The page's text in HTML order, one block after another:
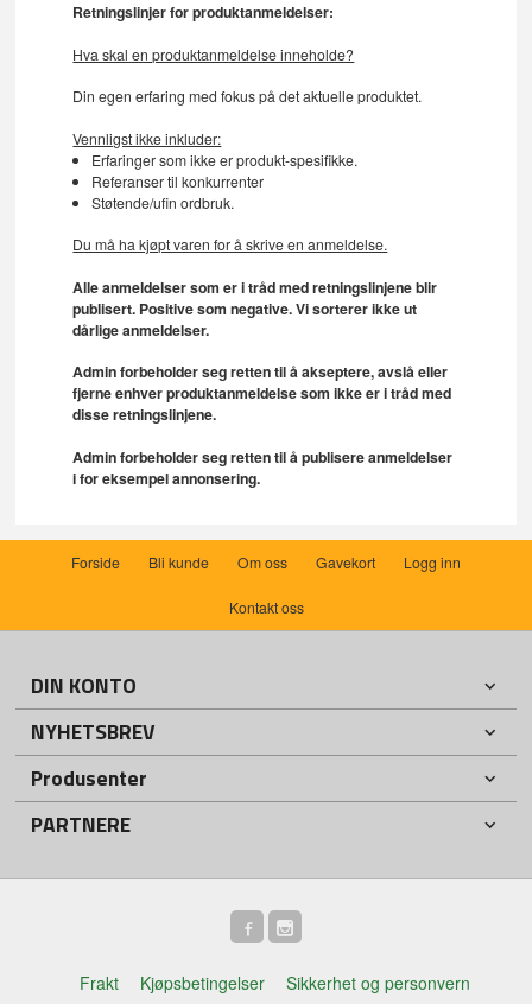
Retningslinjer for produktanmeldelser:
Hva skal en produktanmeldelse inneholde?
Din egen erfaring med fokus på det aktuelle produktet.
Vennligst ikke inkluder:
Erfaringer som ikke er produkt-spesifikke.
Referanser til konkurrenter
Støtende/ufin ordbruk.
Du må ha kjøpt varen for å skrive en anmeldelse.
Alle anmeldelser som er i tråd med retningslinjene blir
publisert. Positive som negative. Vi sorterer ikke ut
dårlige anmeldelser.
Admin forbeholder seg retten til å akseptere, avslå eller
fjerne enhver produktanmeldelse som ikke er i tråd med
disse retningslinjene.
Admin forbeholder seg retten til å publisere anmeldelser
i for eksempel annonsering.
Forside Bli kunde Om oss Gavekort Logg inn
Kontakt oss
DIN KONTO
NYHETSBREV
Produsenter
PARTNERE
Frakt Kjøpsbetingelser Sikkerhet og personvern